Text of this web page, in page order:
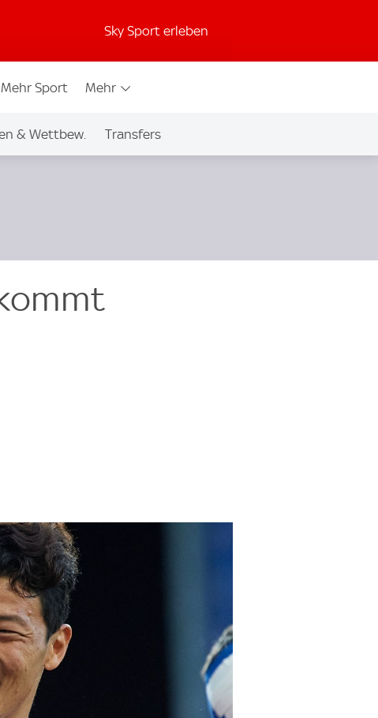
Sky Sport erleben
Mehr Sport Mehr
& Wettbew. Transfers